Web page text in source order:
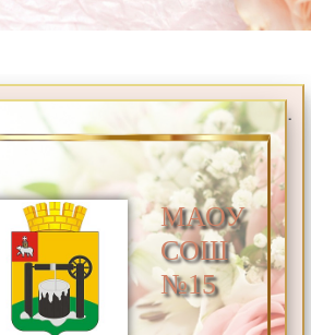
.
МАОУ
СОШ
№15